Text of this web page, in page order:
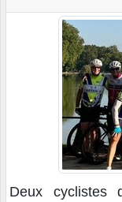
Deux cyclistes